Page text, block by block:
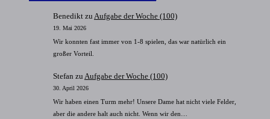
Benedikt zu Aufgabe der Woche (100)
19. Mai 2026
Wir konnten fast immer von 1-8 spielen, das war natürlich ein
großer Vorteil.
Stefan zu Aufgabe der Woche (100)
30. April 2026
Wir haben einen Turm mehr! Unsere Dame hat nicht viele Felder,
aber die andere halt auch nicht. Wenn wir den…